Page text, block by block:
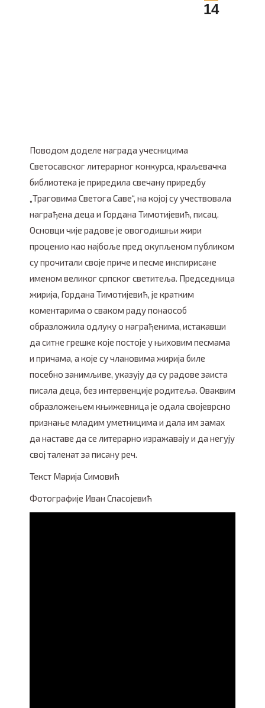
14
Поводом доделе награда учесницима
Светосавског литерарног конкурса, краљевачка
библиотека је приредила свечану приредбу
„Траговима Светога Саве“, на којој су учествовала
награђена деца и Гордана Тимотијевић, писац.
Основци чије радове је овогодишњи жири
проценио као најбоље пред окупљеном публиком
су прочитали своје приче и песме инспирисане
именом великог српског светитеља. Председница
жирија, Гордана Тимотијевић, је кратким
коментарима о сваком раду понаособ
образложила одлуку о награђенима, истакавши
да ситне грешке које постоје у њиховим песмама
и причама, а које су члановима жирија биле
посебно занимљиве, указују да су радове заиста
писала деца, без интервенције родитеља. Оваквим
образложењем књижевница је одала својеврсно
признање младим уметницима и дала им замах
да наставе да се литерарно изражавају и да негују
свој таленат за писану реч.
Текст Марија Симовић
Фотографијe Иван Спасојевић